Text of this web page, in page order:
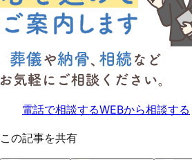
電話で相談するWEBから相談する
この記事を共有